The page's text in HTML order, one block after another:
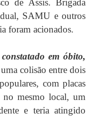
de Assis. Brigada
SAMU e outros
foram acionados.
em óbito,
colisão entre dois
com placas
mesmo local, um
e teria atingido